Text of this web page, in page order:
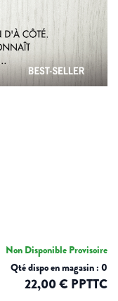
Non Disponible Provisoire
Qté dispo en magasin : 0
22,00 € PPTTC